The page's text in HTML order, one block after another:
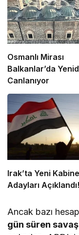
Osmanlı Mirası
Balkanlar’da
Canlanıyor
Irak’ta Yeni Kabine
Adayları Açıklandı!
Ancak bazı
gün süren savaş